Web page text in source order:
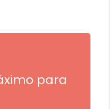
para